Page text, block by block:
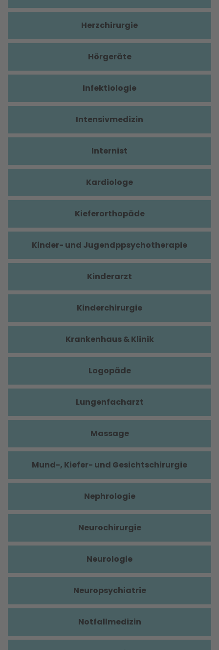
Herzchirurgie
Hörgeräte
Infektiologie
Intensivmedizin
Internist
Kardiologe
Kieferorthopäde
Kinder- und Jugendppsychotherapie
Kinderarzt
Kinderchirurgie
Krankenhaus & Klinik
Logopäde
Lungenfacharzt
Massage
Mund-, Kiefer- und Gesichtschirurgie
Nephrologie
Neurochirurgie
Neurologie
Neuropsychiatrie
Notfallmedizin